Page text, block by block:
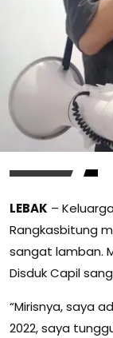
LEBAK –
Rangkasbitung
sangat lamban.
Disduk Capil
“Mirisnya, saya
2022, saya